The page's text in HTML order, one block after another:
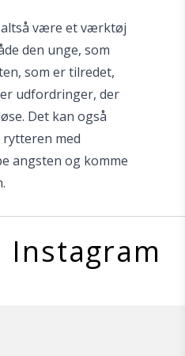
være et værktøj
den unge, som
som er tilredet,
udfordringer, der
Det kan også
med
angsten og komme
Instagram